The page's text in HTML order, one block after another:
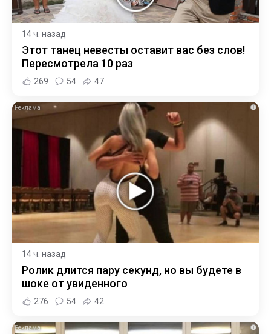
14 ч. назад
Этот танец невесты оставит вас без слов!
Пересмотрела 10 раз
269 54 47
i
14 ч. назад
Ролик длится пару секунд, но вы будете в
шоке от увиденного
276 54 42
i